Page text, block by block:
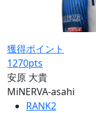
獲得ポイント
1270pts
安原 大貴
MiNERVA-asahi
RANK2